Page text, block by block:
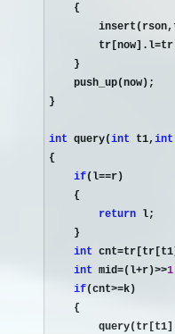
    {
        tr[now].l
=
    }
    push_up(now);
}
int query(int t1,int
{
if(l==r)
    {
return l;
    }
int
int mid=(l+r)>>1
if(cnt>=k)
    {